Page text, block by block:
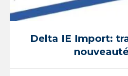
Delta IE Import: